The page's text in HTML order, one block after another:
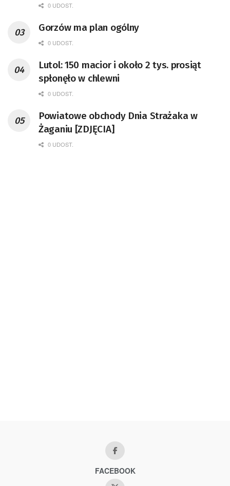
0 UDOST.
Gorzów ma plan ogólny
0 UDOST.
Lutol: 150 macior i około 2 tys. prosiąt
spłonęło w chlewni
0 UDOST.
Powiatowe obchody Dnia Strażaka w
Żaganiu [ZDJĘCIA]
0 UDOST.
FACEBOOK